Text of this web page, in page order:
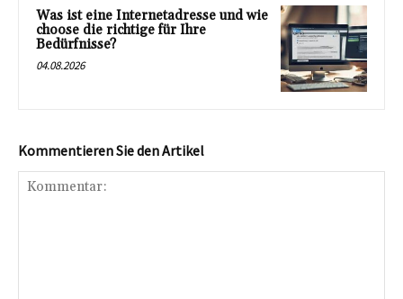
Was ist eine Internetadresse und wie
choose die richtige für Ihre
Bedürfnisse?
04.08.2026
Kommentieren Sie den Artikel